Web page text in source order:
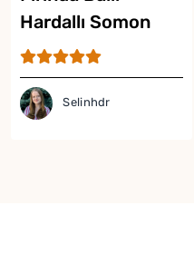
Hardallı Somon
Tarifi
Selinhdr